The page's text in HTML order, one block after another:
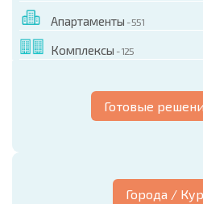
Апартаменты - 551
Комплексы - 125
Готовые
Города /